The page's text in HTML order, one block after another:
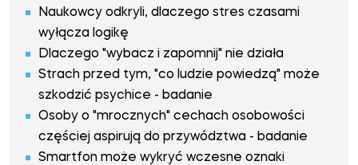
Naukowcy odkryli, dlaczego stres czasami
wyłącza logikę
Dlaczego "wybacz i zapomnij" nie działa
Strach przed tym, "co ludzie powiedzą" może
szkodzić psychice - badanie
Osoby o "mrocznych" cechach osobowości
częściej aspirują do przywództwa - badanie
Smartfon może wykryć wczesne oznaki